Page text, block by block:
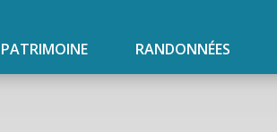
PATRIMOINE RANDONNÉES